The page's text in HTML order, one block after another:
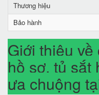
Thương hiệu
Bảo hành
Giới thiệu
hồ sơ, tủ sắt
ưa chuộng